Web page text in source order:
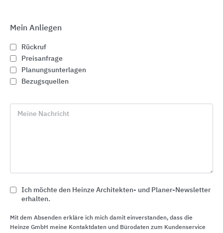
Gewässerschutz: Abscheider und Pumpstationen
ACO
Mein Anliegen
Rückruf
Preisanfrage
Planungsunterlagen
Bezugsquellen
Meine Nachricht
Ich möchte den Heinze Architekten- und Planer-Newsletter
erhalten.
Mit dem Absenden erkläre ich mich damit einverstanden, dass die
Heinze GmbH meine Kontaktdaten und Bürodaten zum Kundenservice